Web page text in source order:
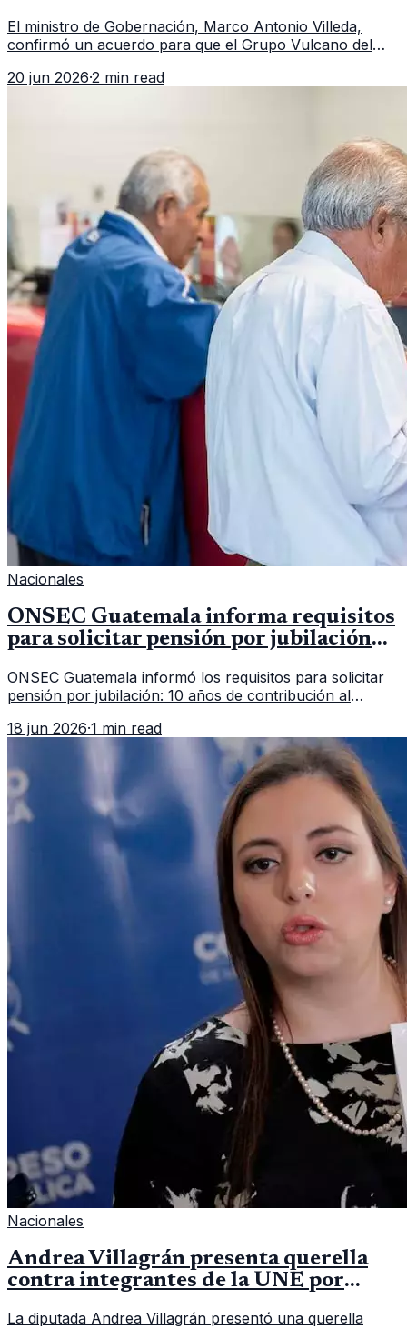
El ministro de Gobernación, Marco Antonio Villeda,
confirmó un acuerdo para que el Grupo Vulcano del
fallido con la administración anterior del Ministerio
20 jun 2026·2 min read
Nacionales
ONSEC Guatemala informa requisitos
para solicitar pensión por jubilación
ONSEC Guatemala informó los requisitos para solicitar
pensión por jubilación: 10 años de contribución al
importar edad.
18 jun 2026·1 min read
Nacionales
Andrea Villagrán presenta querella
contra integrantes de la UNE por
La diputada Andrea Villagrán presentó una querella